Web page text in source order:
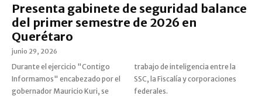
Presenta gabinete de seguridad balance
del primer semestre de 2026 en
Querétaro
junio 29, 2026
Durante el ejercicio "Contigo
Informamos" encabezado por el
gobernador Mauricio Kuri, se
trabajo de inteligencia entre la
SSC, la Fiscalía y corporaciones
federales.